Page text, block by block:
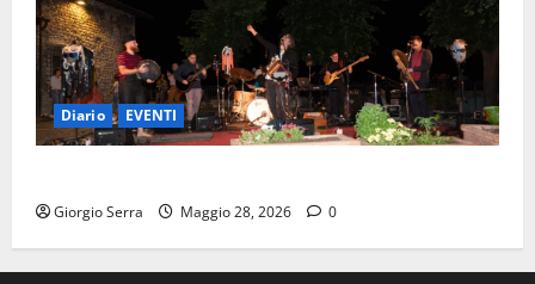
Diario EVENTI
Giorgio Serra Maggio 28, 2026 0